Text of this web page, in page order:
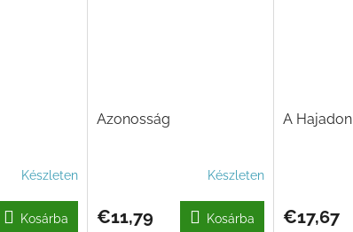
Készleten
Kosárba
Azonosság
Készleten
€11,79 Kosárba
A Hajadon
€17,67